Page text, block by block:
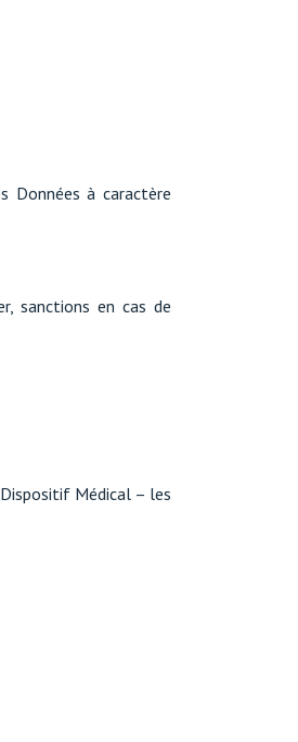
Données à caractère
sanctions en cas de
Médical – les